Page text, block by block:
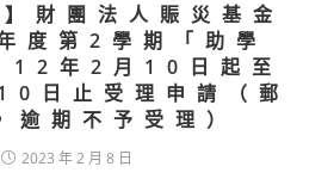
】財團法人賑災基金
度第2學期「助學
年2月10日起至
日止受理申請（郵
逾期不予受理）
2023 年 2 月 8 日